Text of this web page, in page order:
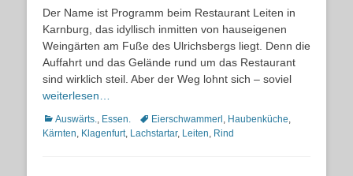
Der Name ist Programm beim Restaurant Leiten in
Karnburg, das idyllisch inmitten von hauseigenen
Weingärten am Fuße des Ulrichsbergs liegt. Denn die
Auffahrt und das Gelände rund um das Restaurant
sind wirklich steil. Aber der Weg lohnt sich – soviel
weiterlesen…
Kategorien
Auswärts., Essen. Schlagworte
Eierschwammerl , Haubenküche,
Kärnten, Klagenfurt, Lachstartar, Leiten, Rind